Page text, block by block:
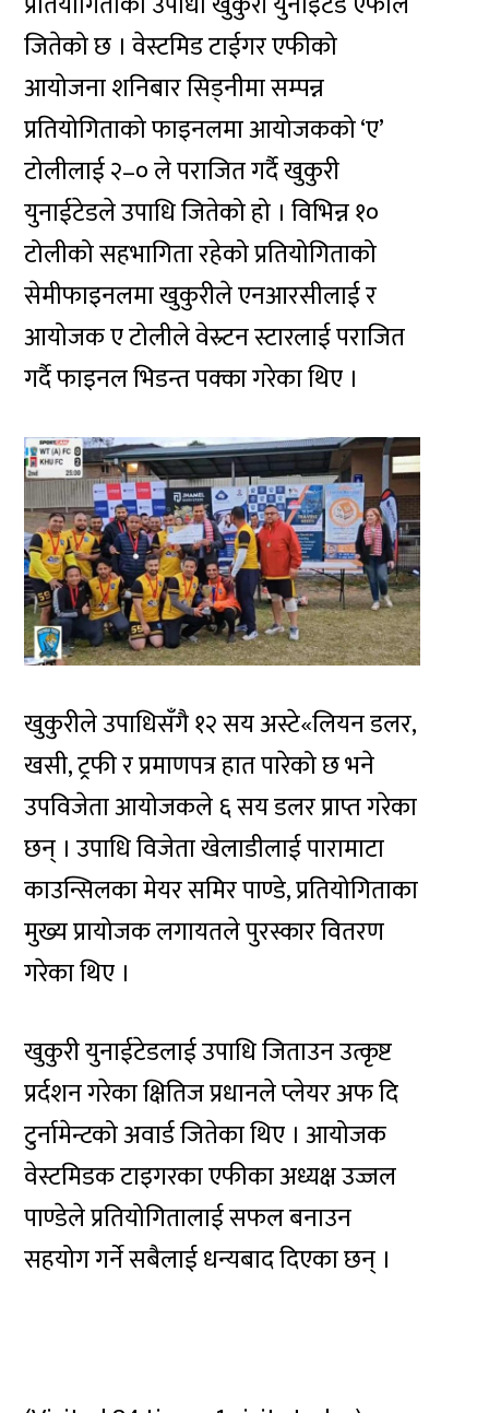
जितेको छ । वेस्टमिड टाईगर एफीको
आयोजना शनिबार सिड्नीमा सम्पन्न
प्रतियोगिताको फाइनलमा आयोजकको ‘ए’
टोलीलाई २–० ले पराजित गर्दै खुकुरी
युनाईटेडले उपाधि जितेको हो । विभिन्न १०
टोलीको सहभागिता रहेको प्रतियोगिताको
सेमीफाइनलमा खुकुरीले एनआरसीलाई र
आयोजक ए टोलीले वेस्र्टन स्टारलाई पराजित
गर्दै फाइनल भिडन्त पक्का गरेका थिए ।
खुकुरीले उपाधिसँगै १२ सय अस्टे«लियन डलर,
खसी, ट्रफी र प्रमाणपत्र हात पारेको छ भने
उपविजेता आयोजकले ६ सय डलर प्राप्त गरेका
छन् । उपाधि विजेता खेलाडीलाई पारामाटा
काउन्सिलका मेयर समिर पाण्डे, प्रतियोगिताका
मुख्य प्रायोजक लगायतले पुरस्कार वितरण
गरेका थिए ।
खुकुरी युनाईटेडलाई उपाधि जिताउन उत्कृष्ट
प्रर्दशन गरेका क्षितिज प्रधानले प्लेयर अफ दि
टुर्नामेन्टको अवार्ड जितेका थिए । आयोजक
वेस्टमिडक टाइगरका एफीका अध्यक्ष उज्जल
पाण्डेले प्रतियोगितालाई सफल बनाउन
सहयोग गर्ने सबैलाई धन्यबाद दिएका छन् ।